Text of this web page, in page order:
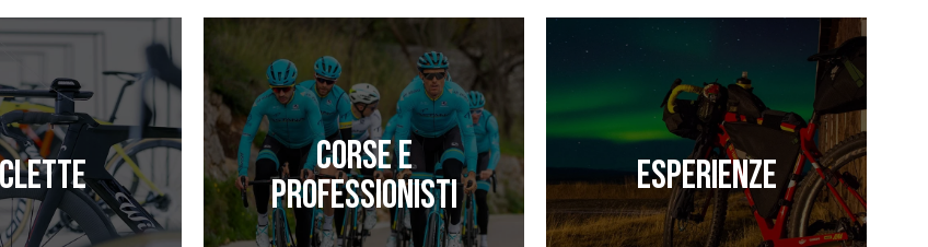
Corse e
professionisti
Esperienze